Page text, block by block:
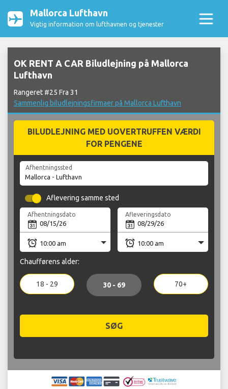
Mallorca Lufthavn
Vigtig information om lufthavnen og tjenester
OK RENT A CAR Biludlejning på Mallorca
Lufthavn
Rangeret #25 Fra 31
Sammenlig biludlejningsfirmaer på Mallorca Lufthavn
BILUDLEJNING MED UOVERTRUFFEN VÆRDI
FOR PENGENE
Afhentningssted
Aflevering samme sted
Afhentningsdato Afleveringsdato
Chaufførens alder:
18 - 29 30 - 69 70+
SØG